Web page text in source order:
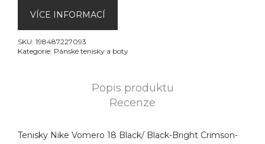
VÍCE INFORMACÍ
SKU: 198487227093
Kategorie: Pánské tenisky a boty
Popis produktu
Recenze
Tenisky Nike Vomero 18 Black/ Black-Bright Crimson-